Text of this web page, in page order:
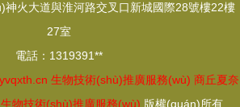
健康發
物技術
推廣
神火大道與淮河路交叉口新城國際28號樓22樓
27室
電話：1319391**
生物技術(shù)推廣服務(wù) 商丘夏奈
生物技術(shù)推廣服務(wù) 版權(quán)所有